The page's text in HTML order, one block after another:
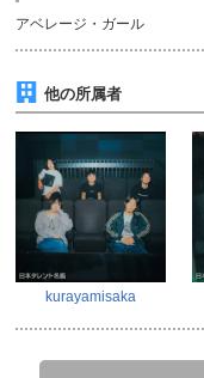
アベレージ・ガール
他の所属者
kurayamisaka